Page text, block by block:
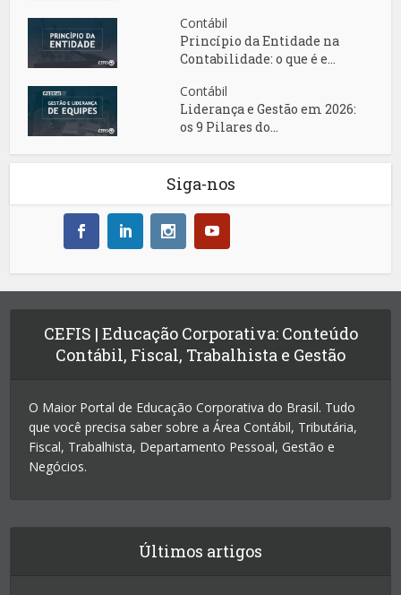
Contábil
Princípio da Entidade na
Contabilidade: o que é e...
Contábil
Liderança e Gestão em 2026:
os 9 Pilares do...
Siga-nos
CEFIS | Educação Corporativa: Conteúdo
Contábil, Fiscal, Trabalhista e Gestão
O Maior Portal de Educação Corporativa do Brasil. Tudo
que você precisa saber sobre a Área Contábil, Tributária,
Fiscal, Trabalhista, Departamento Pessoal, Gestão e
Negócios.
Últimos artigos